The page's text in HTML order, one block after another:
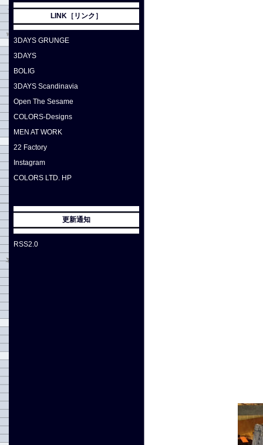
LINK［リンク］
3DAYS GRUNGE
3DAYS
BOLIG
3DAYS Scandinavia
Open The Sesame
COLORS-Designs
MEN AT WORK
22 Factory
Instagram
COLORS LTD. HP
更新通知
RSS2.0